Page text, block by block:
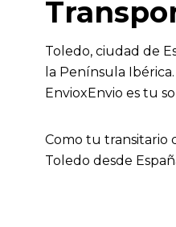
Toledo, ciudad de
la Península
EnvioxEnvio es tu
Como tu transitario
Toledo desde